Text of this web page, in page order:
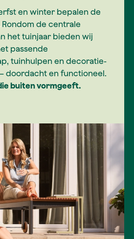
en winter bepalen de
de centrale
het tuinjaar bieden wij
passende
tuinhulpen en decoratie-
doordacht en functioneel.
buiten vormgeeft.